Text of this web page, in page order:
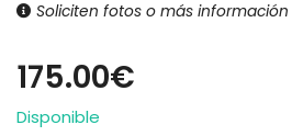
Soliciten fotos o más información
175.00€
Disponible